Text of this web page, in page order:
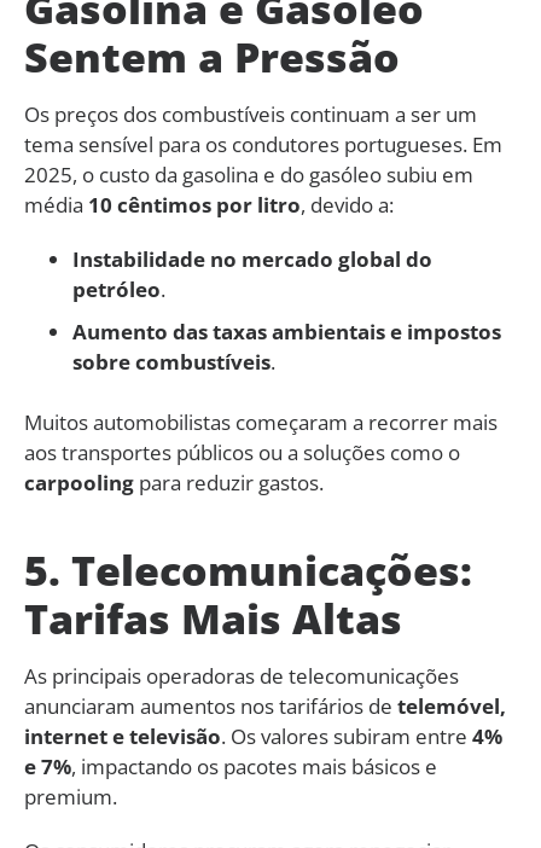
Sentem a Pressão
Os preços dos combustíveis continuam a ser um
tema sensível para os condutores portugueses. Em
2025, o custo da gasolina e do gasóleo subiu em
média 10 cêntimos por litro, devido a:
Instabilidade no mercado global do
petróleo.
Aumento das taxas ambientais e impostos
sobre combustíveis.
Muitos automobilistas começaram a recorrer mais
aos transportes públicos ou a soluções como o
carpooling para reduzir gastos.
5. Telecomunicações:
Tarifas Mais Altas
As principais operadoras de telecomunicações
anunciaram aumentos nos tarifários de telemóvel,
internet e televisão. Os valores subiram entre 4%
e 7%, impactando os pacotes mais básicos e
premium.